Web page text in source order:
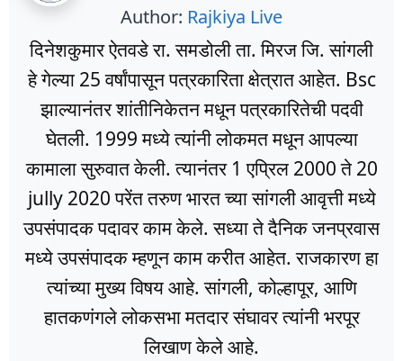
Author: Rajkiya Live
दिनेशकुमार ऐतवडे रा. समडोली ता. मिरज जि. सांगली
हे गेल्या 25 वर्षांपासून पत्रकारिता क्षेत्रात आहेत. Bsc
झाल्यानंतर शांतीनिकेतन मधून पत्रकारितेची पदवी
घेतली. 1999 मध्ये त्यांनी लोकमत मधून आपल्या
कामाला सुरुवात केली. त्यानंतर 1 एप्रिल 2000 ते 20
jully 2020 परेंत तरुण भारत च्या सांगली आवृत्ती मध्ये
उपसंपादक पदावर काम केले. सध्या ते दैनिक जनप्रवास
मध्ये उपसंपादक म्हणून काम करीत आहेत. राजकारण हा
त्यांच्या मुख्य विषय आहे. सांगली, कोल्हापूर, आणि
हातकणंगले लोकसभा मतदार संघावर त्यांनी भरपूर
लिखाण केले आहे.